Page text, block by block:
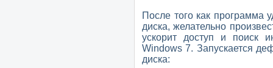
После того как программа
диска, желательно
ускорит доступ и поиск
Windows 7. Запускается
диска: